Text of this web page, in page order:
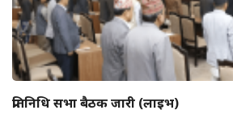
प्रतिनिधि सभा बैठक जारी (लाइभ)